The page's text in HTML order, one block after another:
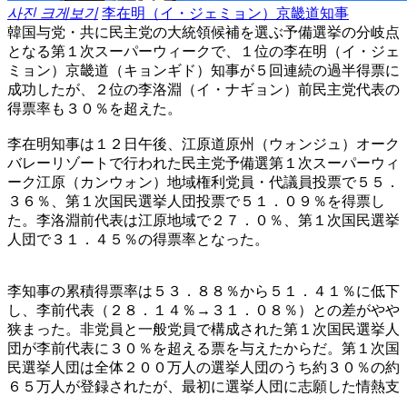
사진 크게보기 李在明（イ・ジェミョン）京畿道知事
韓国与党・共に民主党の大統領候補を選ぶ予備選挙の分岐点
となる第１次スーパーウィークで、１位の李在明（イ・ジェ
ミョン）京畿道（キョンギド）知事が５回連続の過半得票に
成功したが、２位の李洛淵（イ・ナギョン）前民主党代表の
得票率も３０％を超えた。
李在明知事は１２日午後、江原道原州（ウォンジュ）オーク
バレーリゾートで行われた民主党予備選第１次スーパーウィ
ーク江原（カンウォン）地域権利党員・代議員投票で５５．
３６％、第１次国民選挙人団投票で５１．０９％を得票し
た。李洛淵前代表は江原地域で２７．０％、第１次国民選挙
人団で３１．４５％の得票率となった。
李知事の累積得票率は５３．８８％から５１．４１％に低下
し、李前代表（２８．１４％→３１．０８％）との差がやや
狭まった。非党員と一般党員で構成された第１次国民選挙人
団が李前代表に３０％を超える票を与えたからだ。第１次国
民選挙人団は全体２００万人の選挙人団のうち約３０％の約
６５万人が登録されたが、最初に選挙人団に志願した情熱支